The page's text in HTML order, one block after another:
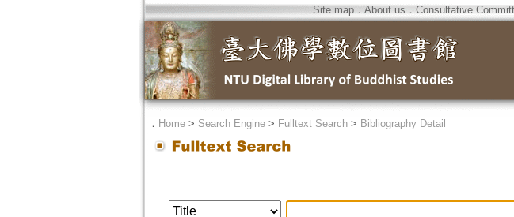
Site map．About us ． Consultative
． Home> Search Engine> Fulltext Search> Bibliography Detail